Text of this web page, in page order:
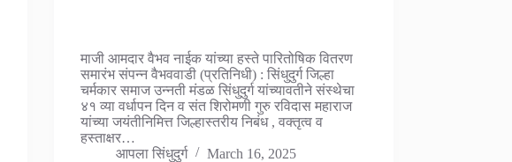
माजी आमदार वैभव नाईक यांच्या हस्ते पारितोषिक वितरण
समारंभ संपन्न वैभववाडी (प्रतिनिधी) : सिंधुदुर्ग जिल्हा
चर्मकार समाज उन्नती मंडळ सिंधुदुर्ग यांच्यावतीने संस्थेचा
४१ व्या वर्धापन दिन व संत शिरोमणी गुरु रविदास महाराज
यांच्या जयंतीनिमित्त जिल्हास्तरीय निबंध , वक्तृत्व व
हस्ताक्षर…
आपला सिंधुदुर्ग
March 16, 2025